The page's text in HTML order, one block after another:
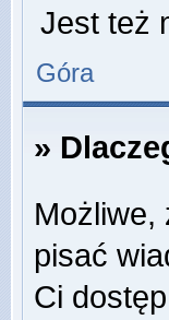
Jest też
Góra
»
Możliwe,
pisać
Ci